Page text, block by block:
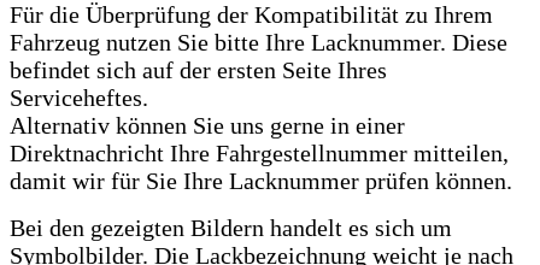
Für die Überprüfung der Kompatibilität zu Ihrem
Fahrzeug nutzen Sie bitte Ihre Lacknummer. Diese
befindet sich auf der ersten Seite Ihres
Serviceheftes.
Alternativ können Sie uns gerne in einer
Direktnachricht Ihre Fahrgestellnummer mitteilen,
damit wir für Sie Ihre Lacknummer prüfen können.
Bei den gezeigten Bildern handelt es sich um
Symbolbilder. Die Lackbezeichnung weicht je nach